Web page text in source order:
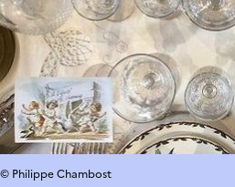
© Philippe Chambost